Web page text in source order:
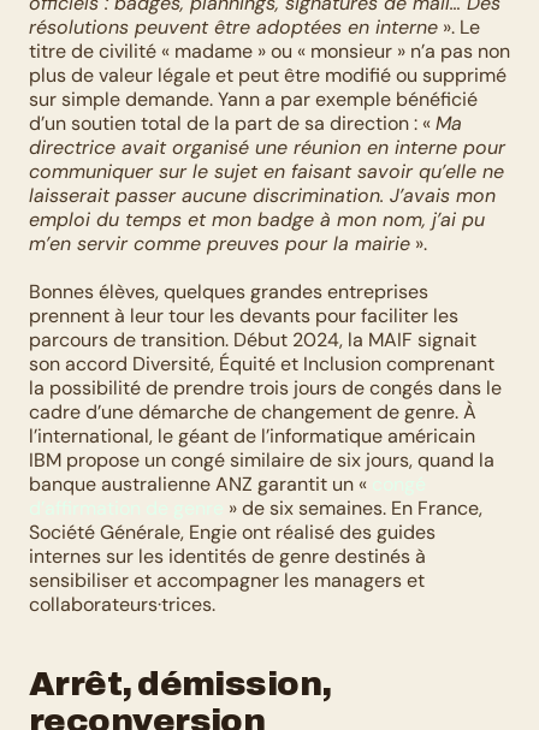
résolutions peuvent être adoptées en interne ». Le
titre de civilité « madame » ou « monsieur » n’a pas non
plus de valeur légale et peut être modifié ou supprimé
sur simple demande. Yann a par exemple bénéficié
d’un soutien total de la part de sa direction : « Ma
directrice avait organisé une réunion en interne pour
communiquer sur le sujet en faisant savoir qu’elle ne
laisserait passer aucune discrimination. J’avais mon
emploi du temps et mon badge à mon nom, j’ai pu
m’en servir comme preuves pour la mairie ».
Bonnes élèves, quelques grandes entreprises
prennent à leur tour les devants pour faciliter les
parcours de transition. Début 2024, la MAIF signait
son accord Diversité, Équité et Inclusion comprenant
la possibilité de prendre trois jours de congés dans le
cadre d’une démarche de changement de genre. À
l’international, le géant de l’informatique américain
IBM propose un congé similaire de six jours, quand la
banque australienne ANZ garantit un «
» de six semaines. En France,
Société Générale, Engie ont réalisé des guides
internes sur les identités de genre destinés à
sensibiliser et accompagner les managers et
collaborateurs·trices.
Arrêt, démission,